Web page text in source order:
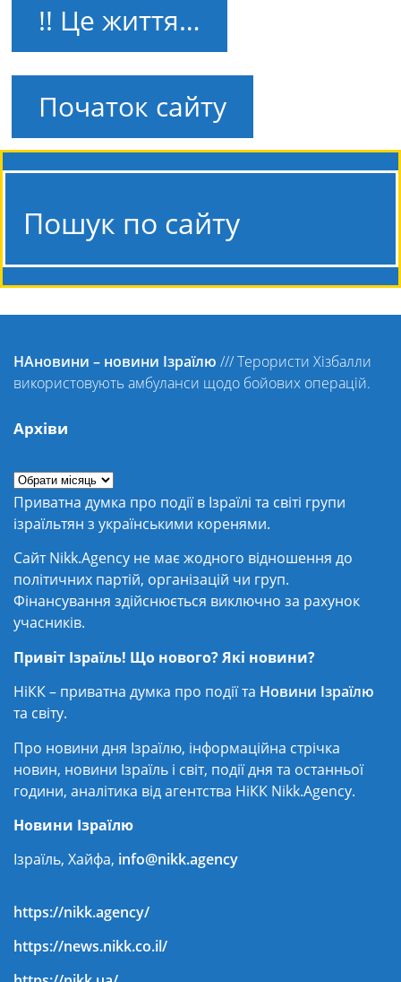
!! Це життя…
Початок сайту
Пошук по сайту
НАновини – новини Ізраїлю ///Терористи Хізбалли
використовують амбуланси щодо бойових операцій.
Архіви
Приватна думка про події в Ізраїлі та світі групи
ізраїльтян з українськими коренями.
Сайт Nikk.Agency не має жодного відношення до
політичних партій, організацій чи груп.
Фінансування здійснюється виключно за рахунок
учасників.
Привіт Ізраїль! Що нового? Які новини?
НіКК – приватна думка про події та Новини Ізраїлю
та світу.
Про новини дня Ізраїлю, інформаційна стрічка
новин, новини Ізраїль і світ, події дня та останньої
години, аналітика від агентства НіКК Nikk.Agency.
Новини Ізраїлю
Ізраїль, Хайфа, info@nikk.agency
https://nikk.agency/
https://news.nikk.co.il/